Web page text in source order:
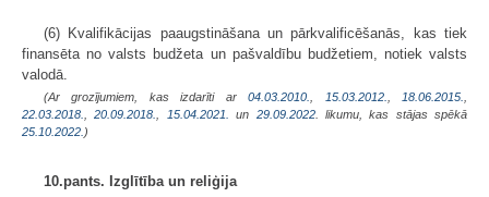
(6) Kvalifikācijas paaugstināšana un pārkvalificēšanās, kas tiek
finansēta no valsts budžeta un pašvaldību budžetiem, notiek valsts
valodā.
(Ar grozījumiem, kas izdarīti ar04.03.2010. 15.03.2012. 18.06.2015.
22.03.2018.
,20.09.2018. 15.04.2021. un 29.09.2022. likumu, kas stājas spēkā
25.10.2022. )
10.pants. Izglītība un reliģija